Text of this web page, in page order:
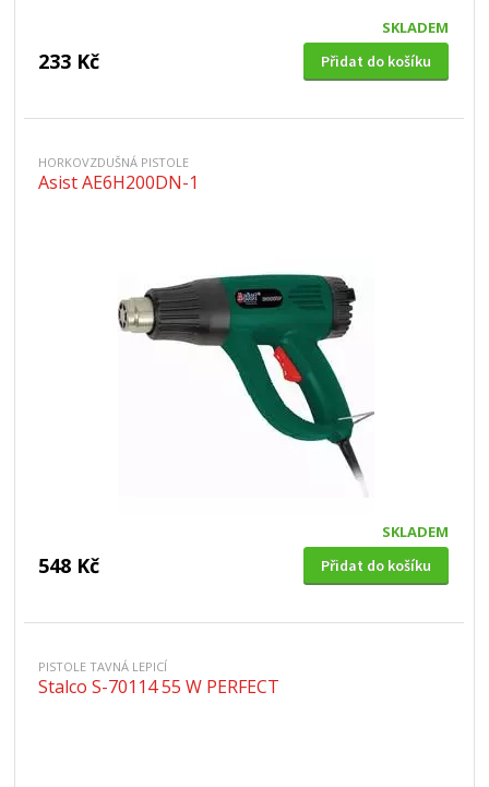
SKLADEM
233 Kč Přidat do košíku
HORKOVZDUŠNÁ PISTOLE
Asist AE6H200DN-1
SKLADEM
548 Kč Přidat do košíku
PISTOLE TAVNÁ LEPICÍ
Stalco S-70114 55 W PERFECT